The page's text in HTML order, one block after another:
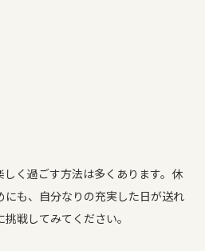
く過ごす方法は多くあります。休
にも、自分なりの充実した日が送れ
戦してみてください。